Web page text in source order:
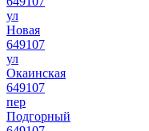
ул
Новая
649107
ул
Окаинская
649107
пер
Подгорный